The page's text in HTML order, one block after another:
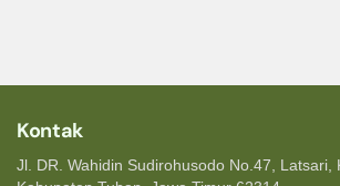
Kontak
Jl. DR. Wahidin Sudirohusodo No.47, Latsari,